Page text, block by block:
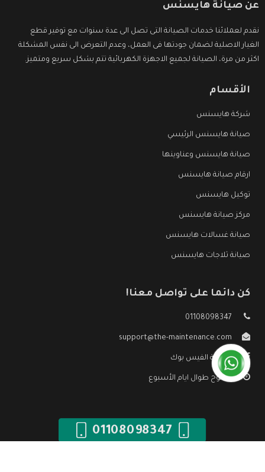
عن صيانة هايسنس
نقدم لعملائنا خدمات الصيانة التى تصل الى عدة سنوات مع توفير قطع
الغيار الاصلية لضمان جودتها فى العمل، وعدم التعرض الى نفس المشكلة
اكثر من مرة، الصيانة لجميع الاجهزة الكهربائية تتم بشكل سريع ومتميز.
الأقسام
شركة هايسنس
صيانة هايسنس الرئيسي
صيانة هايسنس وعناوينها
ارقام صيانة هايسنس
توكيل هايسنس
مركز صيانة هايسنس
صيانة غسالات هايسنس
صيانة ثلاجات هايسنس
كن دائما على تواصل معنا!
01108098347
support@the-maintenance.com
صفحة الفيس بوك
مفتوح طوال ايام الأسبوع
01108098347